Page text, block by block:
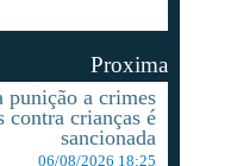
Proxima
punição a crimes
contra crianças é
sancionada
06/08/2026 18:25